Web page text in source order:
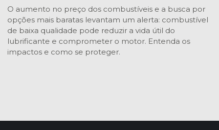
O aumento no preço dos combustíveis e a busca por
opções mais baratas levantam um alerta: combustível
de baixa qualidade pode reduzir a vida útil do
lubrificante e comprometer o motor. Entenda os
impactos e como se proteger.